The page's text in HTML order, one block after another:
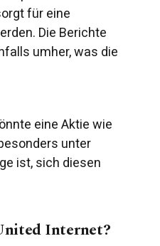
für eine
Die Berichte
umher, was die
eine Aktie wie
unter
ist, sich diesen
Internet?